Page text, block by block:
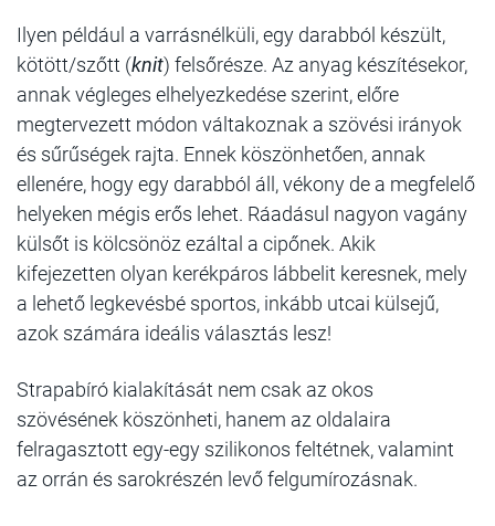
Ilyen például a varrásnélküli, egy darabból készült,
kötött/szőtt (knit) felsőrésze. Az anyag készítésekor,
annak végleges elhelyezkedése szerint, előre
megtervezett módon váltakoznak a szövési irányok
és sűrűségek rajta. Ennek köszönhetően, annak
ellenére, hogy egy darabból áll, vékony de a megfelelő
helyeken mégis erős lehet. Ráadásul nagyon vagány
külsőt is kölcsönöz ezáltal a cipőnek. Akik
kifejezetten olyan kerékpáros lábbelit keresnek, mely
a lehető legkevésbé sportos, inkább utcai külsejű,
azok számára ideális választás lesz!
Strapabíró kialakítását nem csak az okos
szövésének köszönheti, hanem az oldalaira
felragasztott egy-egy szilikonos feltétnek, valamint
az orrán és sarokrészén levő felgumírozásnak.